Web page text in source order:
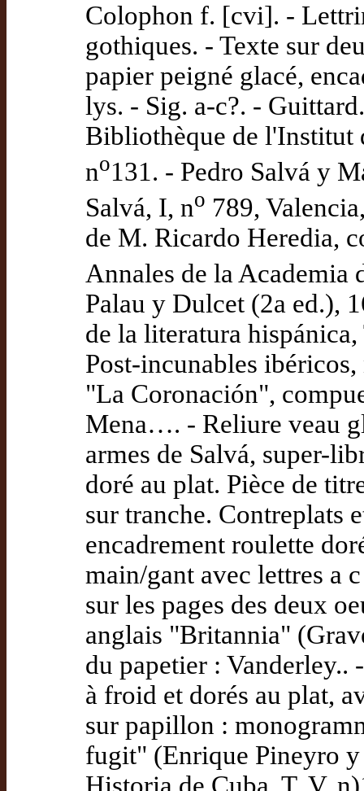
Colophon f. [cvi]. -
gothiques. - Texte sur
papier peigné glacé,
lys. - Sig. a-c?. -
Bibliothèque de l'Institut
no131. - Pedro Salvá y
Salvá, I, no 789,
de M. Ricardo Heredia,
Annales de la Academia
Palau y Dulcet (2a ed.),
de la literatura
Post-incunables
"La Coronación",
Mena…. - Reliure veau
armes de Salvá, super-
doré au plat. Pièce de
sur tranche. Contreplats
encadrement roulette
main/gant avec lettres a
sur les pages des deux
anglais "Britannia"
du papetier : Vanderley..
à froid et dorés au plat,
sur papillon :
fugit" (Enrique Pineyro
Historia de Cuba, T. V,